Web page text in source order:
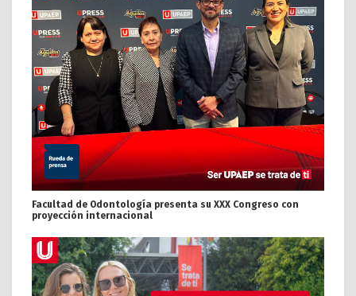
Facultad de Odontología presenta su XXX Congreso con
proyección internacional